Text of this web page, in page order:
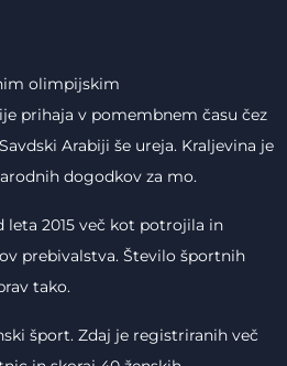
olimpijskim
prihaja v pomembnem času čez
Arabiji še ureja. Kraljevina je
dogodkov za mo.
leta 2015 več kot potrojila in
prebivalstva. Število športnih
tako.
šport. Zdaj je registriranih več